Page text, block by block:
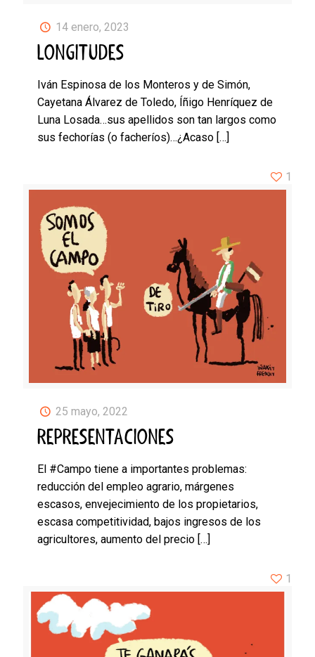
14 enero, 2023
LONGITUDES
Iván Espinosa de los Monteros y de Simón,
Cayetana Álvarez de Toledo, Íñigo Henríquez de
Luna Losada…sus apellidos son tan largos como
sus fechorías (o facheríos)…¿Acaso […]
25 mayo, 2022
REPRESENTACIONES
El #Campo tiene a importantes problemas:
reducción del empleo agrario, márgenes
escasos, envejecimiento de los propietarios,
escasa competitividad, bajos ingresos de los
agricultores, aumento del precio […]
1
1